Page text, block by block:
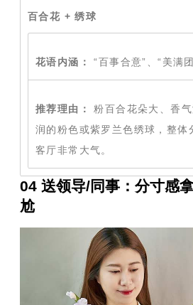
百合花 + 绣球
花语内涵： “百事合意”、“美满团
推荐理由：
粉百合花朵大、香
润的粉色或紫罗兰色绣球，整体
客厅非常大气。
04 送领导/同事：分寸感
尬